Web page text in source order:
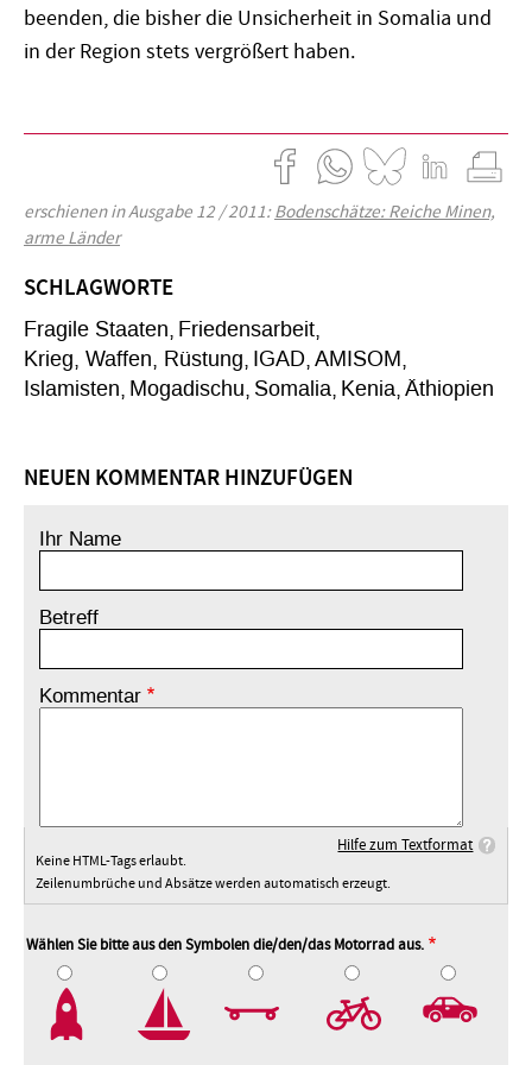
beenden, die bisher die Unsicherheit in Somalia und
in der Region stets vergrößert haben.
erschienen in Ausgabe 12 / 2011:Bodenschätze: Reiche Minen,
arme Länder
SCHLAGWORTE
Fragile Staaten Friedensarbeit
Krieg, Waffen, Rüstung IGAD AMISOM
Islamisten Mogadischu Somalia Kenia Äthiopien
NEUEN KOMMENTAR HINZUFÜGEN
Ihr Name
Betreff
Kommentar
Hilfe zum Textformat
Keine HTML-Tags erlaubt.
Zeilenumbrüche und Absätze werden automatisch erzeugt.
Wählen Sie bitte aus den Symbolen die/den/das Motorrad aus.